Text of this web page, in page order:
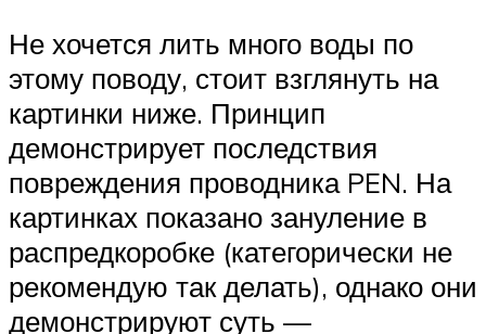
Не хочется лить много воды по
этому поводу, стоит взглянуть на
картинки ниже. Принцип
демонстрирует последствия
повреждения проводника PEN. На
картинках показано зануление в
распредкоробке (категорически не
рекомендую так делать), однако они
демонстрируют суть —